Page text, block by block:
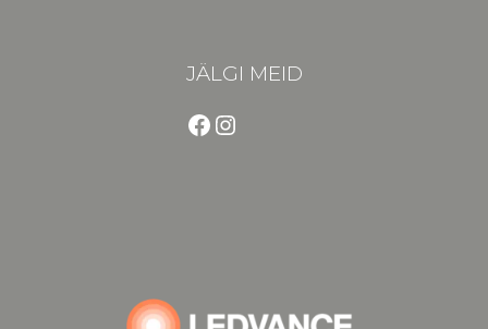
JÄLGI MEID
Facebook
Instagram